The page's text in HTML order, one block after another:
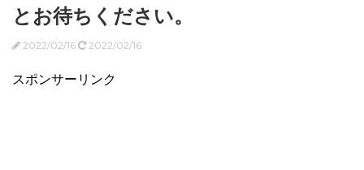
とお待ちください。
2022/02/16 2022/02/16
スポンサーリンク